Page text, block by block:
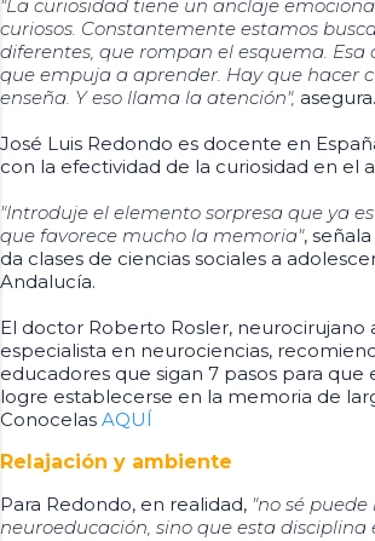
"La curiosidad tiene un anclaje
curiosos. Constantemente estamos
diferentes, que rompan el esquema. Esa
que empuja a aprender. Hay que hacer
enseña. Y eso llama la atención", asegura.
José Luis Redondo es docente en
con la efectividad de la curiosidad en el
"Introduje el elemento sorpresa que ya
que favorece mucho la memoria",
da clases de ciencias sociales a
Andalucía.
El doctor Roberto Rosler, neurocirujano
especialista en neurociencias,
educadores que sigan 7 pasos para
logre establecerse en la memoria de
Conocelas AQUÍ
Relajación y ambiente
Para Redondo, en realidad, "no sé
neuroeducación, sino que esta disciplina